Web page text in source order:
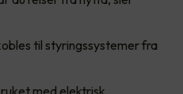
til styringssystemer fra
med elektrisk